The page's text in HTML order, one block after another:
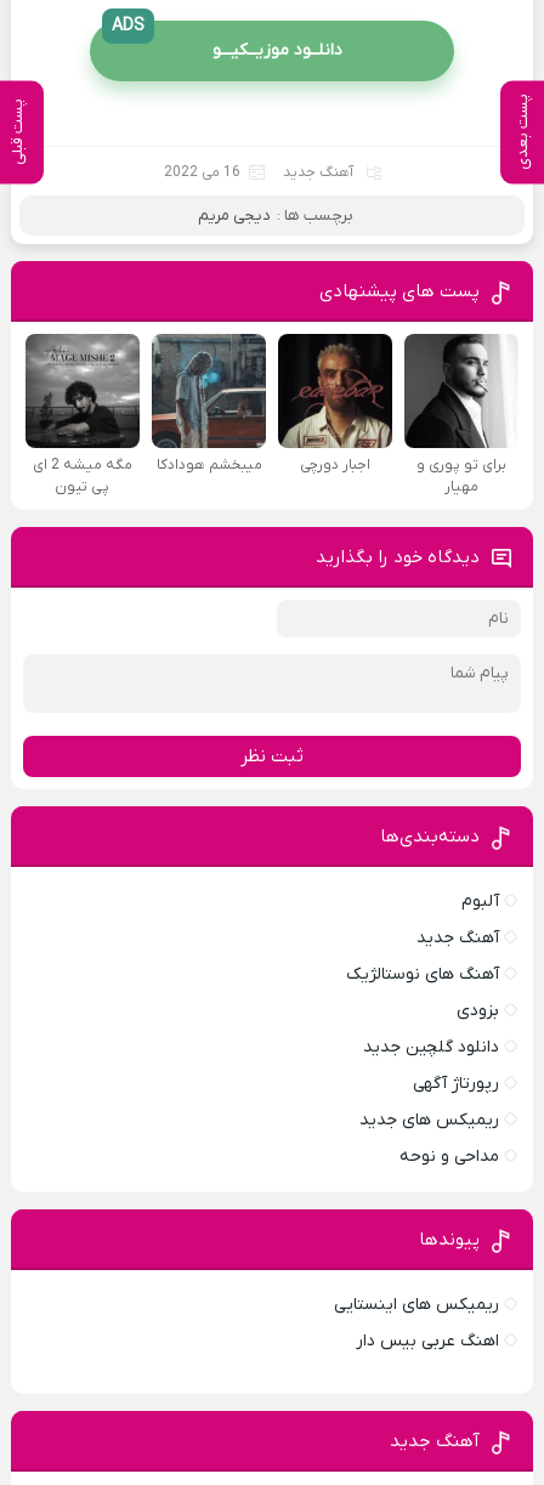
پست بعدی پست قبلی
دانلــود موزیــکیـــو
ADS
آهنگ جدید 16 می 2022
برچسب ها : دیجی مریم
پست های پیشنهادی
برای تو پوری و
مهیار
اجبار دورچی میبخشم هودادکا
مگه میشه 2 ای
پی تیون
دیدگاه خود را بگذارید
ثبت نظر
دسته‌بندی‌ها
آلبوم
آهنگ جدید
آهنگ های نوستالژیک
بزودی
دانلود گلچین جدید
رپورتاژ آگهی
ریمیکس های جدید
مداحی و نوحه
پیوندها
ریمیکس های اینستایی
اهنگ عربی بیس دار
آهنگ جدید